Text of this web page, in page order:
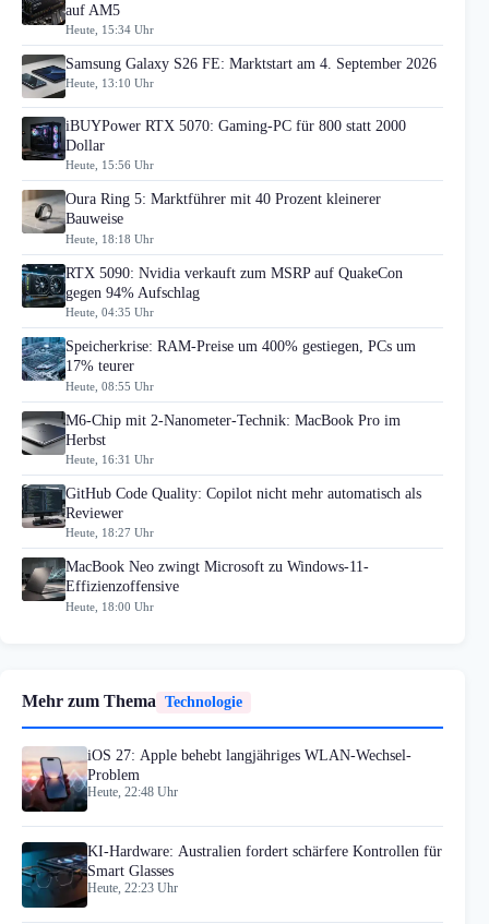
auf AM5
Heute, 15:34 Uhr
Samsung Galaxy S26 FE: Marktstart am 4. September 2026
Heute, 13:10 Uhr
iBUYPower RTX 5070: Gaming-PC für 800 statt 2000
Dollar
Heute, 15:56 Uhr
Oura Ring 5: Marktführer mit 40 Prozent kleinerer
Bauweise
Heute, 18:18 Uhr
RTX 5090: Nvidia verkauft zum MSRP auf QuakeCon
gegen 94% Aufschlag
Heute, 04:35 Uhr
Speicherkrise: RAM-Preise um 400% gestiegen, PCs um
17% teurer
Heute, 08:55 Uhr
M6-Chip mit 2-Nanometer-Technik: MacBook Pro im
Herbst
Heute, 16:31 Uhr
GitHub Code Quality: Copilot nicht mehr automatisch als
Reviewer
Heute, 18:27 Uhr
MacBook Neo zwingt Microsoft zu Windows-11-
Effizienzoffensive
Heute, 18:00 Uhr
Mehr zum Thema Technologie
iOS 27: Apple behebt langjähriges WLAN-Wechsel-
Problem
Heute, 22:48 Uhr
KI-Hardware: Australien fordert schärfere Kontrollen für
Smart Glasses
Heute, 22:23 Uhr